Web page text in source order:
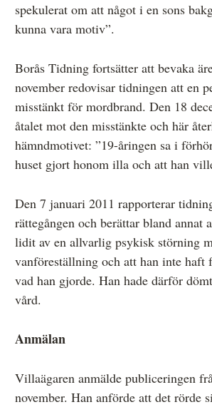
spekulerat om att något i en sons
kunna vara motiv”.
Borås Tidning fortsätter att bevaka
november redovisar tidningen att en
misstänkt för mordbrand. Den 18
åtalet mot den misstänkte och här
hämndmotivet: ”19-åringen sa i
huset gjort honom illa och att han
Den 7 januari 2011 rapporterar
rättegången och berättar bland annat
lidit av en allvarlig psykisk störning
vanföreställning och att han inte haft
vad han gjorde. Han hade därför
vård.
Anmälan
Villaägaren anmälde publiceringen
november. Han anförde att det rörde